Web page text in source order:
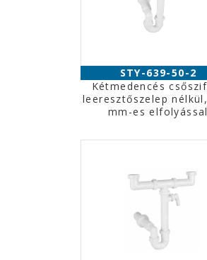
STY-639-50-2
Kétmedencés
leeresztőszelep
mm-es elfolyással